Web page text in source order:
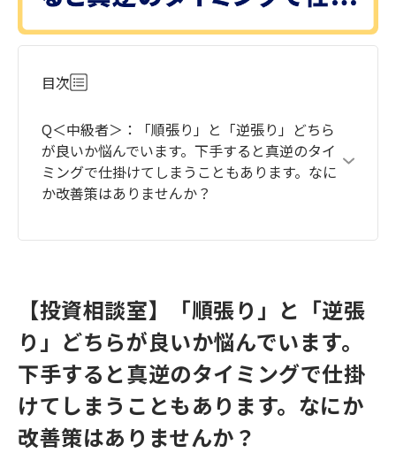
目次
Q＜中級者＞：「順張り」と「逆張り」どちら
が良いか悩んでいます。下手すると真逆のタイ
ミングで仕掛けてしまうこともあります。なに
か改善策はありませんか？
【投資相談室】「順張り」と「逆張
り」どちらが良いか悩んでいます。
下手すると真逆のタイミングで仕掛
けてしまうこともあります。なにか
改善策はありませんか？